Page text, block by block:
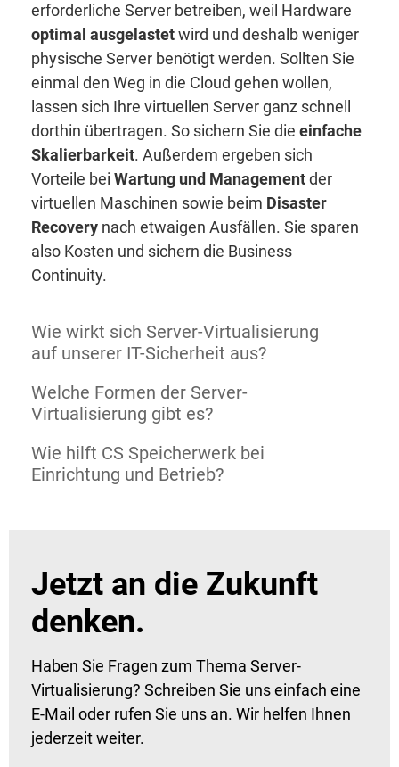
erforderliche Server betreiben, weil Hardware
optimal ausgelastetwird und deshalb weniger
physische Server benötigt werden. Sollten Sie
einmal den Weg in die Cloud gehen wollen,
lassen sich Ihre virtuellen Server ganz schnell
dorthin übertragen. So sichern Sie die einfache
Skalierbarkeit. Außerdem ergeben sich
Vorteile bei Wartung und Managementder
virtuellen Maschinen sowie beim Disaster
Recovery nach etwaigen Ausfällen. Sie sparen
also Kosten und sichern die Business
Continuity.
Wie wirkt sich Server-Virtualisierung
auf unserer IT-Sicherheit aus?
Welche Formen der Server-
Virtualisierung gibt es?
Wie hilft CS Speicherwerk bei
Einrichtung und Betrieb?
Jetzt an die Zukunft
denken.
Haben Sie Fragen zum Thema Server-
Virtualisierung? Schreiben Sie uns einfach eine
E-Mail oder rufen Sie uns an. Wir helfen Ihnen
jederzeit weiter.